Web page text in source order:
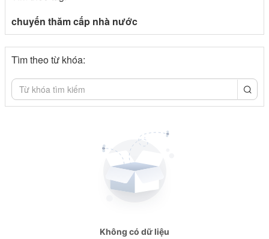
congthuong.vn
Spider
congthuong.vn
congthuong.vn
chuyến thăm cấp nhà nước
Tìm theo từ khóa:
Không có dữ liệu